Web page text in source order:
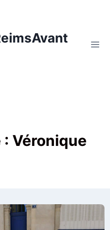
Véronique